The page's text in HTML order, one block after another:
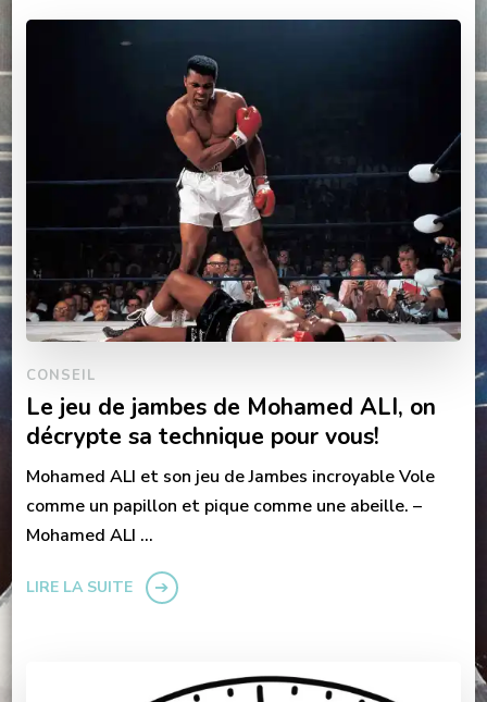
CONSEIL
Le jeu de jambes de Mohamed ALI, on
décrypte sa technique pour vous!
Mohamed ALI et son jeu de Jambes incroyable Vole
comme un papillon et pique comme une abeille. –
Mohamed ALI …
LIRE LA SUITE